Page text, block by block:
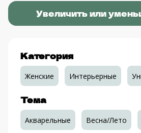
Увеличить или
Категория
Женские Интерьерные
Тема
Акварельные Весна/Лето